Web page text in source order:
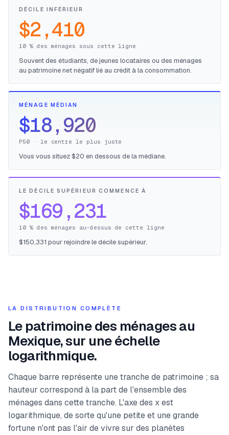
DÉCILE INFÉRIEUR
$2,410
10 % des ménages sous cette ligne
Souvent des étudiants, de jeunes locataires ou des ménages
au patrimoine net négatif lié au crédit à la consommation.
MÉNAGE MÉDIAN
$18,920
P50 · le centre le plus juste
Vous vous situez $20 en dessous de la médiane.
LE DÉCILE SUPÉRIEUR COMMENCE À
$169,231
10 % des ménages au-dessus de cette ligne
$150,331 pour rejoindre le décile supérieur.
LA DISTRIBUTION COMPLÈTE
Le patrimoine des ménages au
Mexique, sur une échelle
logarithmique.
Chaque barre représente une tranche de patrimoine ; sa
hauteur correspond à la part de l'ensemble des
ménages dans cette tranche. L'axe des x est
logarithmique, de sorte qu'une petite et une grande
fortune n'ont pas l'air de vivre sur des planètes